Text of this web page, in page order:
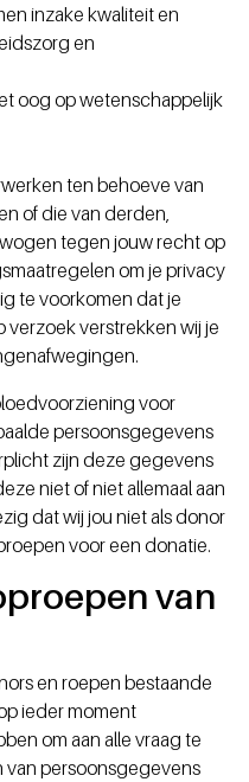
inzake kwaliteit en
en
oog op wetenschappelijk
ten behoeve van
of die van derden,
tegen jouw recht op
om je privacy
te voorkomen dat je
verstrekken wij je
voor
persoonsgegevens
zijn deze gegevens
niet of niet allemaal aan
dat wij jou niet als donor
voor een donatie.
van
en roepen bestaande
ieder moment
om aan alle vraag te
persoonsgegevens